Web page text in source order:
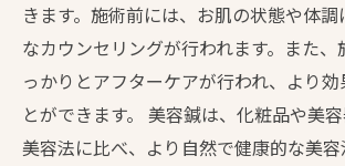
きます。施術前には、お肌の状態や体
なカウンセリングが行われます。また、
っかりとアフターケアが行われ、より
とができます。 美容鍼は、化粧品や美
美容法に比べ、より自然で健康的な美